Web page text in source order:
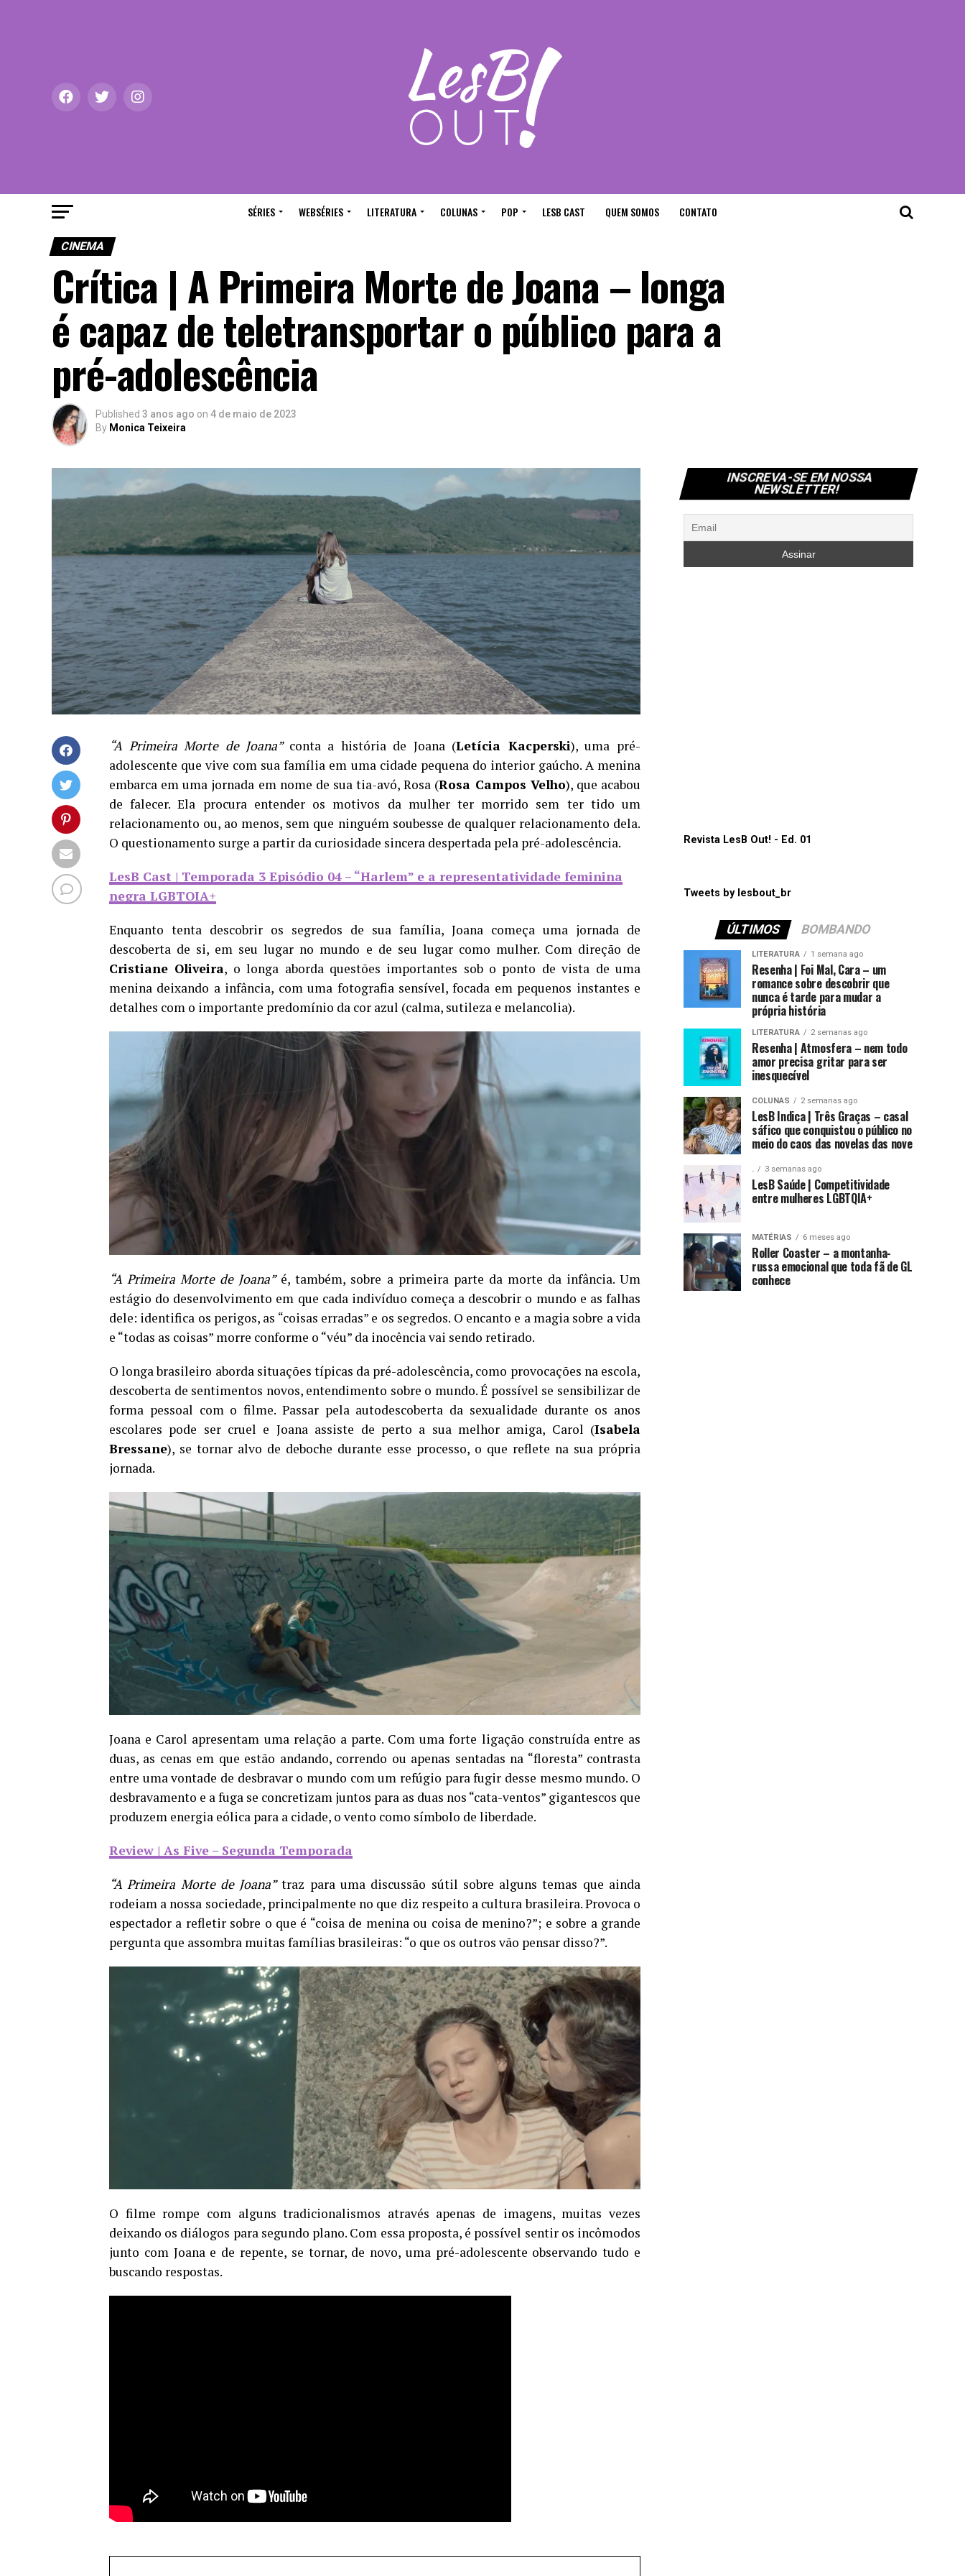
SÉRIES WEBSÉRIES LITERATURA COLUNAS POP LESB CAST QUEM SOMOS CONTATO
CINEMA
Crítica | A Primeira Morte de Joana – longa
é capaz de teletransportar o público para a
pré-adolescência
Published 3 anos ago on 4 de maio de 2023
By Monica Teixeira
“A Primeira Morte de Joana” conta a história de Joana (Letícia Kacperski), uma pré-
adolescente que vive com sua família em uma cidade pequena do interior gaúcho. A menina
embarca em uma jornada em nome de sua tia-avó, Rosa (Rosa Campos Velho), que acabou
de falecer. Ela procura entender os motivos da mulher ter morrido sem ter tido um
relacionamento ou, ao menos, sem que ninguém soubesse de qualquer relacionamento dela.
O questionamento surge a partir da curiosidade sincera despertada pela pré-adolescência.
LesB Cast | Temporada 3 Episódio 04 – “Harlem” e a representatividade feminina
negra LGBTQIA+
Enquanto tenta descobrir os segredos de sua família, Joana começa uma jornada de
descoberta de si, em seu lugar no mundo e de seu lugar como mulher. Com direção de
Cristiane Oliveira, o longa aborda questões importantes sob o ponto de vista de uma
menina deixando a infância, com uma fotografia sensível, focada em pequenos instantes e
detalhes com o importante predomínio da cor azul (calma, sutileza e melancolia).
“A Primeira Morte de Joana”é, também, sobre a primeira parte da morte da infância. Um
estágio do desenvolvimento em que cada indivíduo começa a descobrir o mundo e as falhas
dele: identifica os perigos, as “coisas erradas” e os segredos. O encanto e a magia sobre a vida
e “todas as coisas” morre conforme o “véu” da inocência vai sendo retirado.
O longa brasileiro aborda situações típicas da pré-adolescência, como provocações na escola,
descoberta de sentimentos novos, entendimento sobre o mundo. É possível se sensibilizar de
forma pessoal com o filme. Passar pela autodescoberta da sexualidade durante os anos
escolares pode ser cruel e Joana assiste de perto a sua melhor amiga, Carol (Isabela
Bressane), se tornar alvo de deboche durante esse processo, o que reflete na sua própria
jornada.
Joana e Carol apresentam uma relação a parte. Com uma forte ligação construída entre as
duas, as cenas em que estão andando, correndo ou apenas sentadas na “floresta” contrasta
entre uma vontade de desbravar o mundo com um refúgio para fugir desse mesmo mundo. O
desbravamento e a fuga se concretizam juntos para as duas nos “cata-ventos” gigantescos que
produzem energia eólica para a cidade, o vento como símbolo de liberdade.
Review | As Five – Segunda Temporada
“A Primeira Morte de Joana”traz para uma discussão sútil sobre alguns temas que ainda
rodeiam a nossa sociedade, principalmente no que diz respeito a cultura brasileira. Provoca o
espectador a refletir sobre o que é “coisa de menina ou coisa de menino?”; e sobre a grande
pergunta que assombra muitas famílias brasileiras: “o que os outros vão pensar disso?”.
O filme rompe com alguns tradicionalismos através apenas de imagens, muitas vezes
deixando os diálogos para segundo plano. Com essa proposta, é possível sentir os incômodos
junto com Joana e de repente, se tornar, de novo, uma pré-adolescente observando tudo e
buscando respostas.
INSCREVA-SE EM NOSSA
NEWSLETTER!
Revista LesB Out! - Ed. 01
Tweets by lesbout_br
ÚLTIMOS BOMBANDO
LITERATURA 1 semana ago
Resenha | Foi Mal, Cara – um
romance sobre descobrir que
nunca é tarde para mudar a
própria história
LITERATURA 2 semanas ago
Resenha | Atmosfera – nem todo
amor precisa gritar para ser
inesquecível
COLUNAS 2 semanas ago
LesB Indica | Três Graças – casal
sáfico que conquistou o público no
meio do caos das novelas das nove
. 3 semanas ago
LesB Saúde | Competitividade
entre mulheres LGBTQIA+
MATÉRIAS 6 meses ago
Roller Coaster – a montanha-
russa emocional que toda fã de GL
conhece